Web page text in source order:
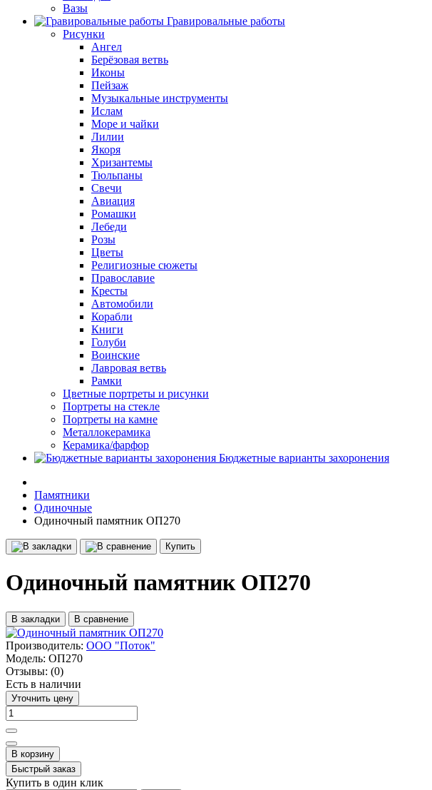
Вазы
Гравировальные работы
Рисунки
Ангел
Берёзовая ветвь
Иконы
Пейзаж
Музыкальные инструменты
Ислам
Море и чайки
Лилии
Якоря
Хризантемы
Тюльпаны
Свечи
Авиация
Ромашки
Лебеди
Розы
Цветы
Религиозные сюжеты
Православие
Кресты
Автомобили
Корабли
Книги
Голуби
Воинские
Лавровая ветвь
Рамки
Цветные портреты и рисунки
Портреты на стекле
Портреты на камне
Металлокерамика
Керамика/фарфор
Бюджетные варианты захоронения
Памятники
Одиночные
Одиночный памятник ОП270
Купить
Одиночный памятник ОП270
В закладки В сравнение
Производитель: ООО "Поток"
Модель: ОП270
Отзывы: (0)
Есть в наличии
Уточнить цену
В корзину
Быстрый заказ
Купить в один клик